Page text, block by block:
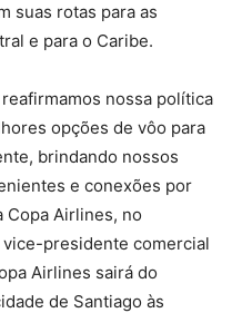
suas rotas para as
e para o Caribe.
nossa política
opções de vôo para
brindando nossos
e conexões por
Copa Airlines, no
vice-presidente comercial
Airlines sairá do
de Santiago às